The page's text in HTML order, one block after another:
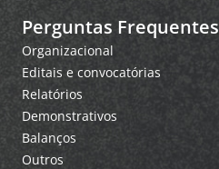
Perguntas Frequentes
Organizacional
Editais e convocatórias
Relatórios
Demonstrativos
Balanços
Outros